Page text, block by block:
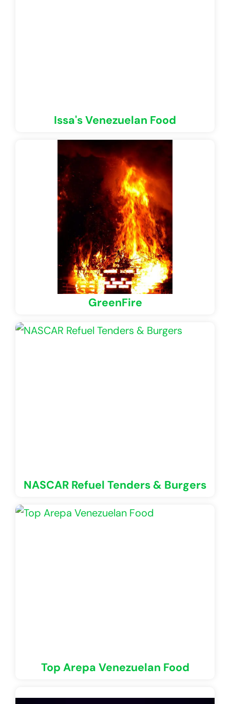
Issa's Venezuelan Food
GreenFire
NASCAR Refuel Tenders & Burgers
Top Arepa Venezuelan Food